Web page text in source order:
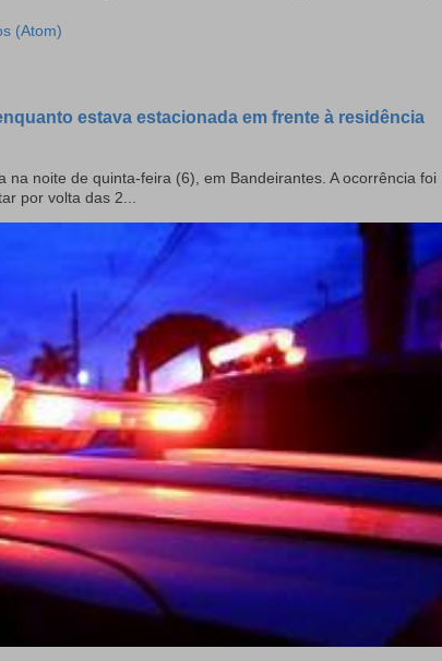
(Atom)
estava estacionada em frente à residência
na noite de quinta-feira (6), em Bandeirantes. A ocorrência foi
por volta das 2...